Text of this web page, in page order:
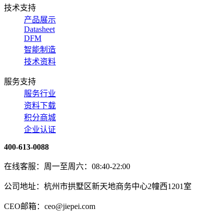
技术支持
产品展示
Datasheet
DFM
智能制造
技术资料
服务支持
服务行业
资料下载
积分商城
企业认证
400-613-0088
在线客服：周一至周六：08:40-22:00
公司地址：杭州市拱墅区新天地商务中心2幢西1201室
CEO邮箱：ceo@jiepei.com